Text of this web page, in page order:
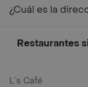
¿Cuál es la
Restaurantes
L´s Café